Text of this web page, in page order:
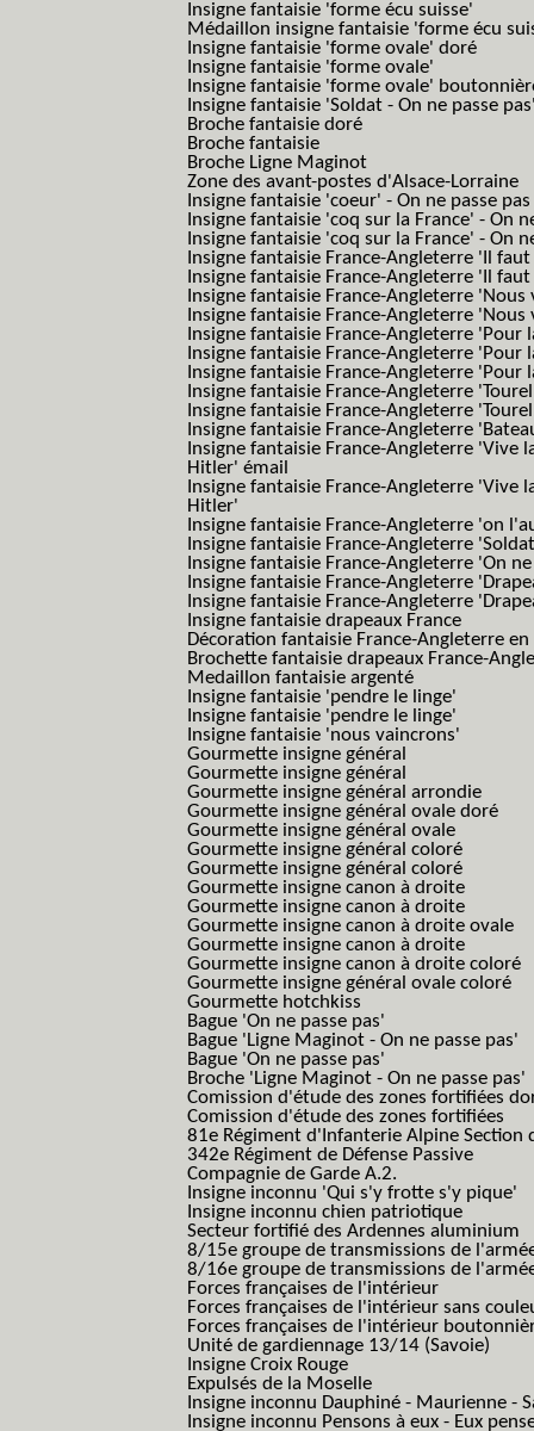
Insigne fantaisie 'forme écu suisse'
Médaillon insigne fantaisie 'forme écu
Insigne fantaisie 'forme ovale' doré
Insigne fantaisie 'forme ovale'
Insigne fantaisie 'forme ovale'
Insigne fantaisie 'Soldat - On ne passe
Broche fantaisie doré
Broche fantaisie
Broche Ligne Maginot
Zone des avant-postes d'Alsace-Lorraine
Insigne fantaisie 'coeur' - On ne passe pas
Insigne fantaisie 'coq sur la France' - On
Insigne fantaisie 'coq sur la France' - On
Insigne fantaisie France-Angleterre 'Il
Insigne fantaisie France-Angleterre 'Il
Insigne fantaisie France-Angleterre
Insigne fantaisie France-Angleterre
Insigne fantaisie France-Angleterre 'Pour
Insigne fantaisie France-Angleterre 'Pour
Insigne fantaisie France-Angleterre 'Pour
Insigne fantaisie France-Angleterre
Insigne fantaisie France-Angleterre
Insigne fantaisie France-Angleterre
Insigne fantaisie France-Angleterre
Hitler' émail
Insigne fantaisie France-Angleterre
Hitler'
Insigne fantaisie France-Angleterre 'on
Insigne fantaisie France-Angleterre
Insigne fantaisie France-Angleterre 'On
Insigne fantaisie France-Angleterre
Insigne fantaisie France-Angleterre
Insigne fantaisie drapeaux France
Décoration fantaisie France-Angleterre en
Brochette fantaisie drapeaux France-
Medaillon fantaisie argenté
Insigne fantaisie 'pendre le linge'
Insigne fantaisie 'pendre le linge'
Insigne fantaisie 'nous vaincrons'
Gourmette insigne général
Gourmette insigne général
Gourmette insigne général arrondie
Gourmette insigne général ovale doré
Gourmette insigne général ovale
Gourmette insigne général coloré
Gourmette insigne général coloré
Gourmette insigne canon à droite
Gourmette insigne canon à droite
Gourmette insigne canon à droite ovale
Gourmette insigne canon à droite
Gourmette insigne canon à droite coloré
Gourmette insigne général ovale coloré
Gourmette hotchkiss
Bague 'On ne passe pas'
Bague 'Ligne Maginot - On ne passe pas'
Bague 'On ne passe pas'
Broche 'Ligne Maginot - On ne passe pas'
Comission d'étude des zones fortifiées
Comission d'étude des zones fortifiées
81e Régiment d'Infanterie Alpine Section
342e Régiment de Défense Passive
Compagnie de Garde A.2.
Insigne inconnu 'Qui s'y frotte s'y pique'
Insigne inconnu chien patriotique
Secteur fortifié des Ardennes aluminium
8/15e groupe de transmissions de
8/16e groupe de transmissions de
Forces françaises de l'intérieur
Forces françaises de l'intérieur sans
Forces françaises de l'intérieur
Unité de gardiennage 13/14 (Savoie)
Insigne Croix Rouge
Expulsés de la Moselle
Insigne inconnu Dauphiné - Maurienne -
Insigne inconnu Pensons à eux - Eux